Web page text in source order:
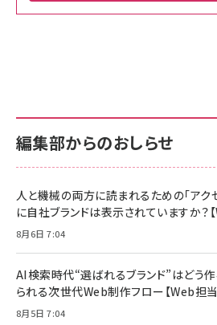
￥880
anan(アンアン
スペシャルエディショ
￥1,100
年後半、あなたの恋と
￥880
サポート正規品 メーカ
NIMASO ガラスフィル
すい ガイド枠付き い
2枚セット DSP25F1698
￥1,599
【New】Amazon Fire
レイヤー
￥6,980
サポート正規品 メーカ
Amazon eギフトカー
￥5,000
ケーブル Anker絡まな
17 / 16 / 15 / Galaxy
Pro/Air 各種対応 (1.8m
￥1,890
編集部からのおしらせ
人と機械の両方に読まれるための「アク
に自社ブランドは表示されていますか？
8月6日 7:04
AI検索時代“選ばれるブランド”はどう
られる次世代Web制作フロー【Web担
8月5日 7:04